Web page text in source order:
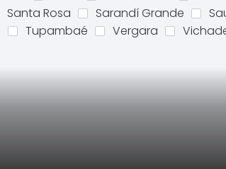
Santa Rosa Sarandí Grande
Tupambaé Vergara